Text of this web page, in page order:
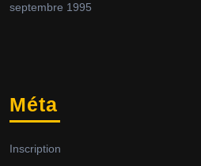
septembre 1995
Méta
Inscription